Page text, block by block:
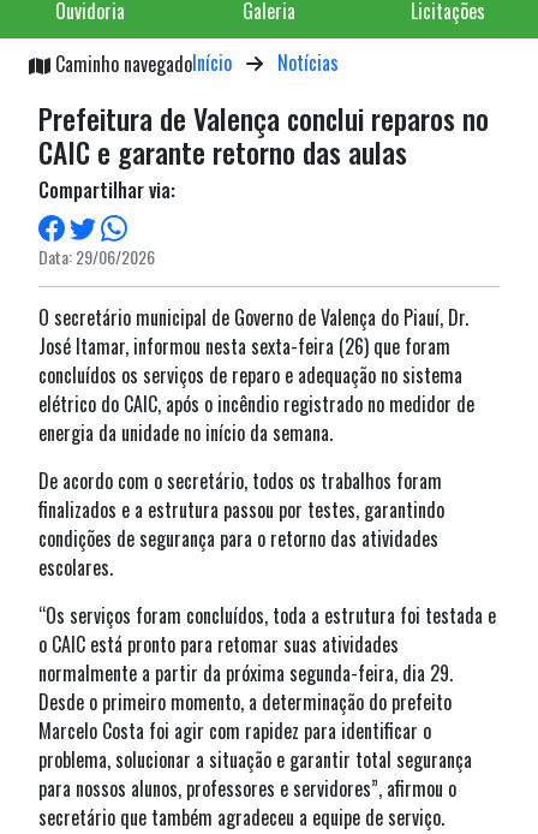
Ouvidoria Galeria
Licitações
Caminho navegadoInício Notícias
Prefeitura de Valença conclui reparos no
CAIC e garante retorno das aulas
Compartilhar via:
Data: 29/06/2026
O secretário municipal de Governo de Valença do Piauí, Dr.
José Itamar, informou nesta sexta-feira (26) que foram
concluídos os serviços de reparo e adequação no sistema
elétrico do CAIC, após o incêndio registrado no medidor de
energia da unidade no início da semana.
De acordo com o secretário, todos os trabalhos foram
finalizados e a estrutura passou por testes, garantindo
condições de segurança para o retorno das atividades
escolares.
“Os serviços foram concluídos, toda a estrutura foi testada e
o CAIC está pronto para retomar suas atividades
normalmente a partir da próxima segunda-feira, dia 29.
Desde o primeiro momento, a determinação do prefeito
Marcelo Costa foi agir com rapidez para identificar o
problema, solucionar a situação e garantir total segurança
para nossos alunos, professores e servidores”, afirmou o
secretário que também agradeceu a equipe de serviço.